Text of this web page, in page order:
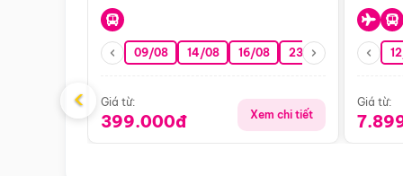
09/08 14/08 16/08 23/08 30/08
Giá từ:
399.000đ Xem chi tiết
Giá từ:
‹